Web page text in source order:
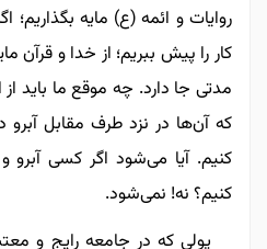
روایات و ائمه (ع) مایه بگذاریم؛
کار را پیش ببریم؛ از خدا و قرآن
مدتی جا دارد. چه موقع ما باید
که آن‌ها در نزد طرف مقابل آبرو
کنیم. آیا می‌شود اگر کسی آبرو و
کنیم؟ نه! نمی‌شود.
پولی که در جامعه رایج و